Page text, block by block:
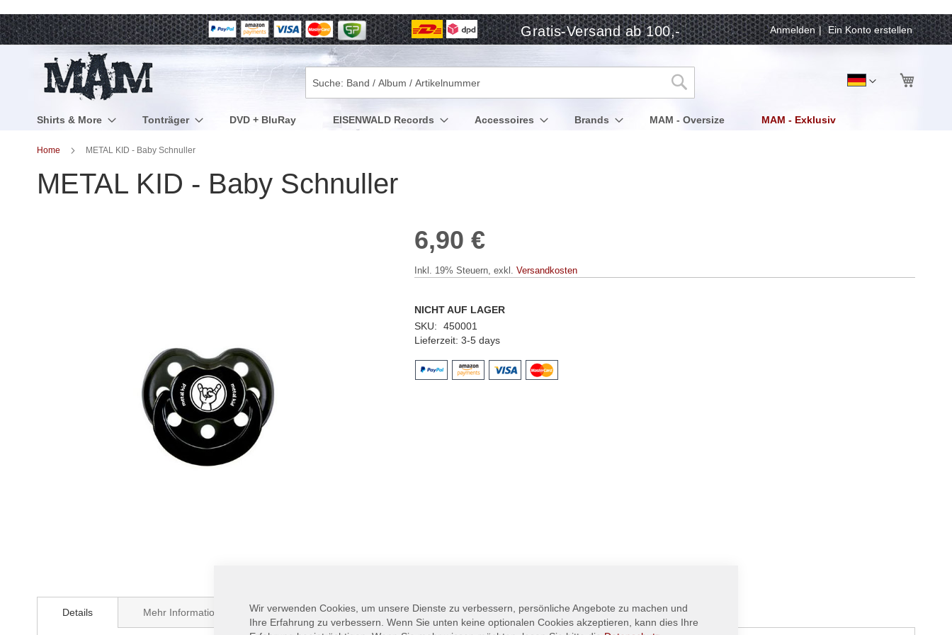
Gratis-Versand ab 100,-
Direkt
Inhalt
Anmelden Ein Konto erstellen
SpracheDeutsch
Suche
Shirts & More
Tonträger DVD + BluRay EISENWALD Records Accessoires Brands MAM - Oversize MAM - Exklusiv
Home METAL KID - Baby Schnuller
METAL KID - Baby Schnuller
6,90 €
Inkl. 19% Steuern,exkl.Versandkosten
NICHT AUF LAGER
SKU
450001
Lieferzeit 3-5 days
Anfang
Details Mehr Informationen
Wir verwenden Cookies, um unsere Dienste zu verbessern, persönliche Angebote zu machen und
Ihre Erfahrung zu verbessern. Wenn Sie unten keine optionalen Cookies akzeptieren, kann dies Ihre